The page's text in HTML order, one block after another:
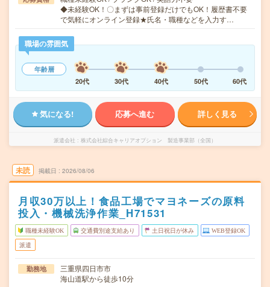
◆未経験OK！〇まずは事前登録だけでもOK！履歴書不要
で気軽にオンライン登録★氏名・職種などを入力す…
職場の雰囲気
年齢層
20代
30代 40代 50代 60代
気になる! 応募へ進む 詳しく見る
派遣会社 株式会社綜合キャリアオプション 製造事業部（全国）
未読 掲載日 2026/08/06
月収30万以上！食品工場でマヨネーズの原料
投入・機械洗浄作業_H71531
職種未経験OK 交通費別途支給あり 土日祝日が休み WEB登録OK
派遣
勤務地
三重県四日市市
海山道駅から徒歩10分